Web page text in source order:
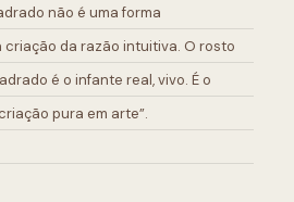
não é uma forma
criação da razão intuitiva. O rosto
é o infante real, vivo. É o
pura em arte”.